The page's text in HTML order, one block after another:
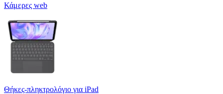
Κάμερες web
Θήκες-πληκτρολόγιο για iPad